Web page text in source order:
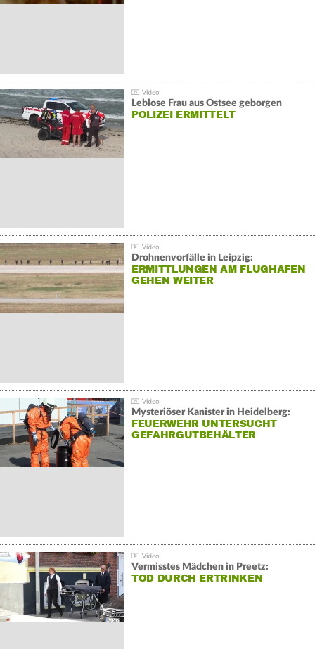
Leblose Frau aus Ostsee geborgen
POLIZEI ERMITTELT
Drohnenvorfälle in Leipzig:
ERMITTLUNGEN AM FLUGHAFEN
GEHEN WEITER
Mysteriöser Kanister in Heidelberg:
FEUERWEHR UNTERSUCHT
GEFAHRGUTBEHÄLTER
Vermisstes Mädchen in Preetz:
TOD DURCH ERTRINKEN